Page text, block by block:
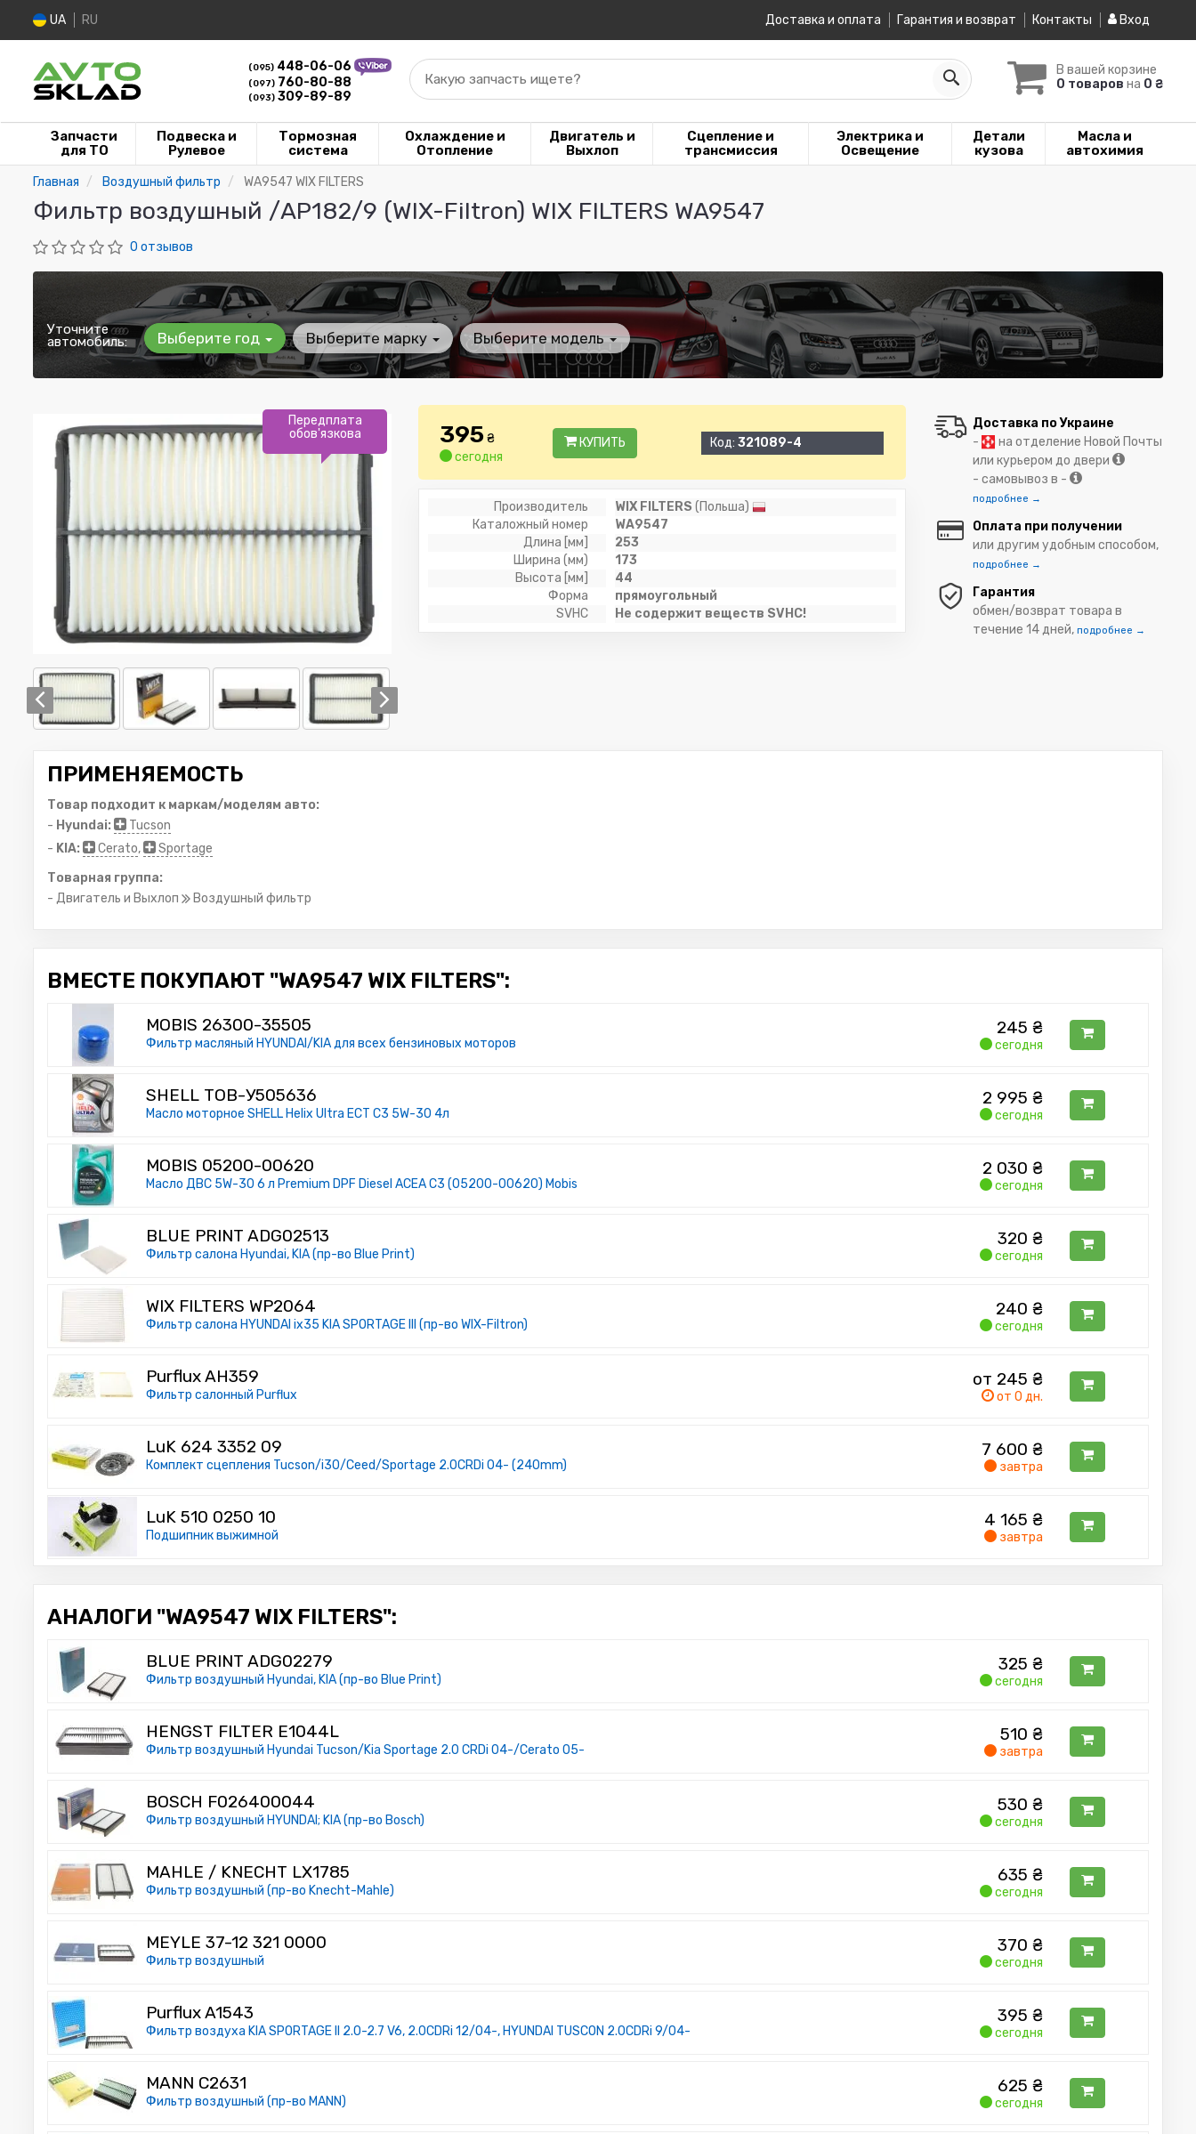
UA RU Доставка и оплата Гарантия и возврат Контакты Вход
(095) 448-06-06
(097) 760-80-88
(093) 309-89-89
В вашей корзине
0 товаров на 0 ₴
Какую запчасть ищете?
Запчасти
для ТО
Подвеска и
Рулевое
Тормозная
система
Охлаждение и
Отопление
Двигатель и
Выхлоп
Сцепление и
трансмиссия
Электрика и
Освещение
Детали
кузова
Масла и
автохимия
Главная Воздушный фильтр WA9547 WIX FILTERS
Фильтр воздушный /AP182/9 (WIX-Filtron) WIX FILTERS WA9547
0 отзывов
Уточните
автомобиль: Выберите год Выберите марку Выберите модель
Передплата
обов'язкова
395₴
сегодня
КУПИТЬ Код:321089-4
Производитель WIX FILTERS (Польша)
Каталожный номер
WA9547
Длина [мм]
253
Ширина (мм)
173
Высота [мм]
44
Форма
прямоугольный
SVHC
Не содержит веществ SVHC!
Доставка по Украине
-
на отделение Новой Почты
или курьером до двери
- самовывоз в -
подробнее →
Оплата при получении
или другим удобным способом,
подробнее →
Гарантия
обмен/возврат товара в
течение 14 дней,подробнее →
ПРИМЕНЯЕМОСТЬ
Товар подходит к маркам/моделям авто:
- Hyundai:
Tucson
- KIA: Cerato,
Sportage
Товарная группа:
- Двигатель и Выхлоп
Воздушный фильтр
ВМЕСТЕ ПОКУПАЮТ "WA9547 WIX FILTERS":
MOBIS 26300-35505
Фильтр масляный HYUNDAI/KIA для всех бензиновых моторов
245 ₴
сегодня
SHELL ТОВ-У505636
Масло моторное SHELL Helix Ultra ECT C3 5W-30 4л
2 995 ₴
сегодня
MOBIS 05200-00620
Масло ДВС 5W-30 6 л Premium DPF Diesel ACEA C3 (05200-00620) Mobis
2 030 ₴
сегодня
BLUE PRINT ADG02513
Фильтр салона Hyundai, KIA (пр-во Blue Print)
320 ₴
сегодня
WIX FILTERS WP2064
Фильтр салона HYUNDAI ix35 KIA SPORTAGE III (пр-во WIX-Filtron)
240 ₴
сегодня
Purflux AH359
Фильтр салонный Purflux
от 245 ₴
от 0 дн.
LuK 624 3352 09
Комплект сцепления Tucson/i30/Ceed/Sportage 2.0CRDi 04- (240mm)
7 600 ₴
завтра
LuK 510 0250 10
Подшипник выжимной
4 165 ₴
завтра
АНАЛОГИ "WA9547 WIX FILTERS":
BLUE PRINT ADG02279
Фильтр воздушный Hyundai, KIA (пр-во Blue Print)
325 ₴
сегодня
HENGST FILTER E1044L
Фильтр воздушный Hyundai Tucson/Kia Sportage 2.0 CRDi 04-/Cerato 05-
510 ₴
завтра
BOSCH F026400044
Фильтр воздушный HYUNDAI; KIA (пр-во Bosch)
530 ₴
сегодня
MAHLE / KNECHT LX1785
Фильтр воздушный (пр-во Knecht-Mahle)
635 ₴
сегодня
MEYLE 37-12 321 0000
Фильтр воздушный
370 ₴
сегодня
Purflux A1543
Фильтр воздуха KIA SPORTAGE II 2.0-2.7 V6, 2.0CDRi 12/04-, HYUNDAI TUSCON 2.0CDRi 9/04-
395 ₴
сегодня
MANN C2631
Фильтр воздушный (пр-во MANN)
625 ₴
сегодня